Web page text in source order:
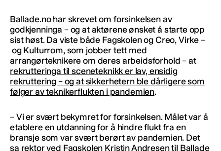
Ballade.no har skrevet om forsinkelsen av
godkjenninga – og at aktørene ønsket å starte opp
sist høst. Da viste både Fagskolen og Creo, Virke –
og Kulturrom, som jobber tett med
arrangørteknikere om deres arbeidsforhold – at
rekrutteringa til sceneteknikk er lav, ensidig
rekruttering – og at sikkerhetern ble dårligere som
følger av teknikerflukten i pandemien.
– Vi er svært bekymret for forsinkelsen. Målet var å
etablere en utdanning for å hindre flukt fra en
bransje som var svært berørt av pandemien. Det
sa rektor ved Fagskolen Kristin Andresen til Ballade